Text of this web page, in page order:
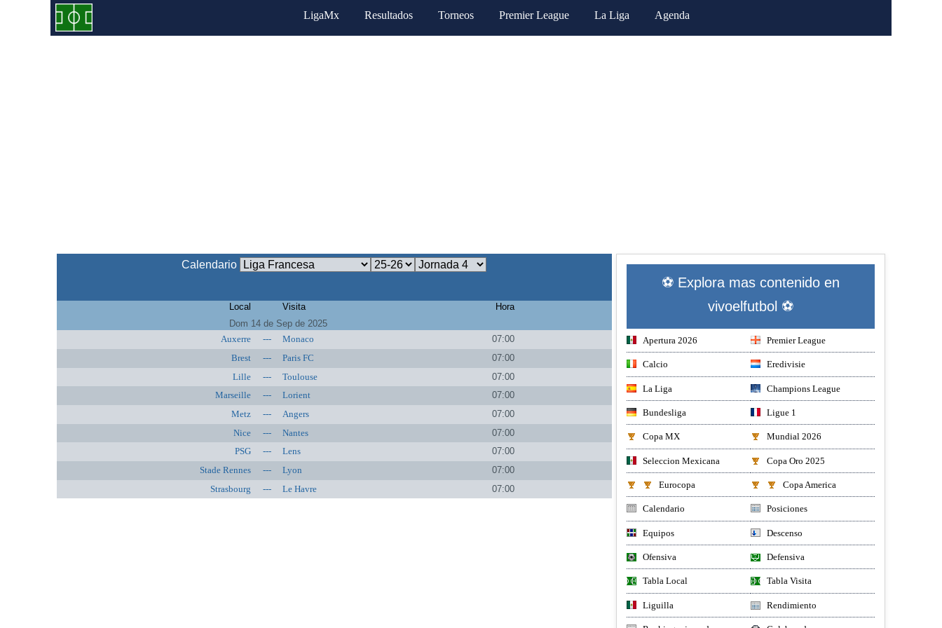
LigaMx Resultados Torneos Premier League La Liga Agenda
Calendario
Local Visita
Hora
Dom 14 de Sep de 2025
Auxerre
--- Monaco
07:00
Brest
--- Paris FC
07:00
Lille
--- Toulouse
07:00
Marseille
--- Lorient
07:00
Metz
--- Angers
07:00
Nice
--- Nantes
07:00
PSG
--- Lens
07:00
Stade Rennes
--- Lyon
07:00
Strasbourg
--- Le Havre 07:00
⚽ Explora mas contenido en
vivoelfutbol ⚽
Apertura 2026 Premier League
Calcio Eredivisie
La Liga Champions League
Bundesliga Ligue 1
Copa MX Mundial 2026
Seleccion Mexicana Copa Oro 2025
Eurocopa Copa America
Calendario Posiciones
Equipos Descenso
Ofensiva Defensiva
Tabla Local Tabla Visita
Liguilla Rendimiento